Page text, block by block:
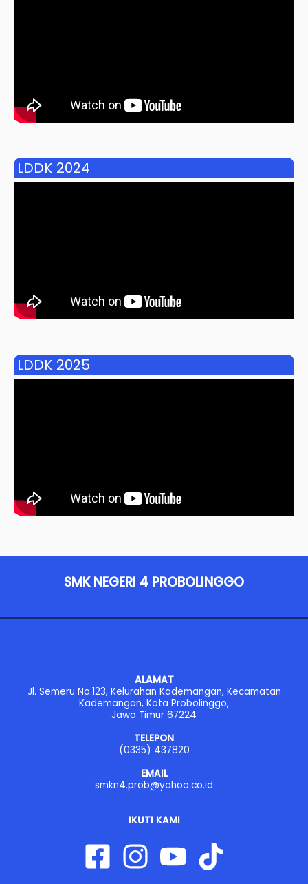
LDDK 2024
LDDK 2025
SMK NEGERI 4 PROBOLINGGO
ALAMAT
Jl. Semeru No.123, Kelurahan Kademangan, Kecamatan
Kademangan, Kota Probolinggo,
Jawa Timur 67224
TELEPON
(0335) 437820
EMAIL
smkn4.prob@yahoo.co.id
IKUTI KAMI